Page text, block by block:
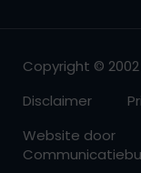
Copyright ©
Disclaimer
Website door